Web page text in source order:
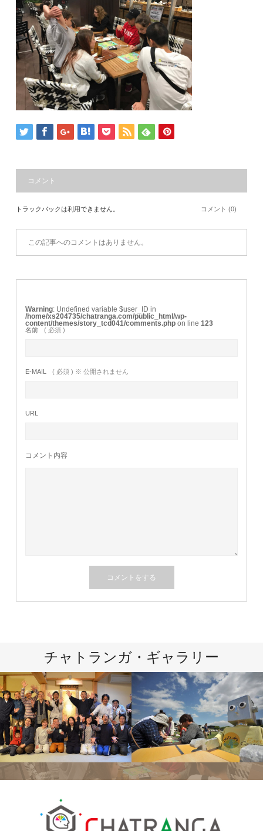
コメント
トラックバックは利用できません。 コメント (0)
この記事へのコメントはありません。
Warning : Undefined variable $user_ID in
/home/xs204735/chatranga.com/public_html/wp-
content/themes/story_tcd041/comments.php on line123
名前 ( 必須 )
E-MAIL ( 必須 ) ※ 公開されません
URL
コメント内容
チャトランガ・ギャラリー